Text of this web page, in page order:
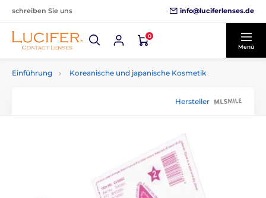
schreiben Sie uns info@luciferlenses.de
0
Menü
Einführung Koreanische und japanische Kosmetik
Hersteller